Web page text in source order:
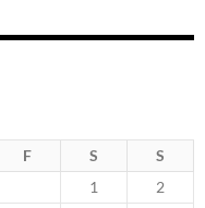
F S S
1
2